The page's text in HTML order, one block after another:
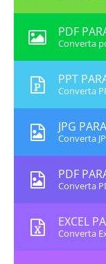
PDF
Converta
PPT
Converta
JPG
Converta
PDF
Converta
EXCEL
Converta